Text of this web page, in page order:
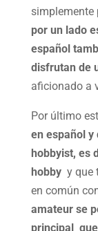
por un lado
español
disfrutan de
aficionado a
Por último
en español y
hobbyist, es
hobby y que
en común
amateur se
principal